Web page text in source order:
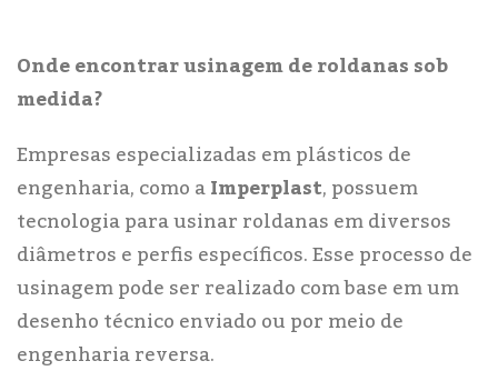
Onde encontrar usinagem de roldanas sob
medida?
Empresas especializadas em plásticos de
engenharia, como aImperplast, possuem
tecnologia para usinar roldanas em diversos
diâmetros e perfis específicos. Esse processo de
usinagem pode ser realizado com base em um
desenho técnico enviado ou por meio de
engenharia reversa.